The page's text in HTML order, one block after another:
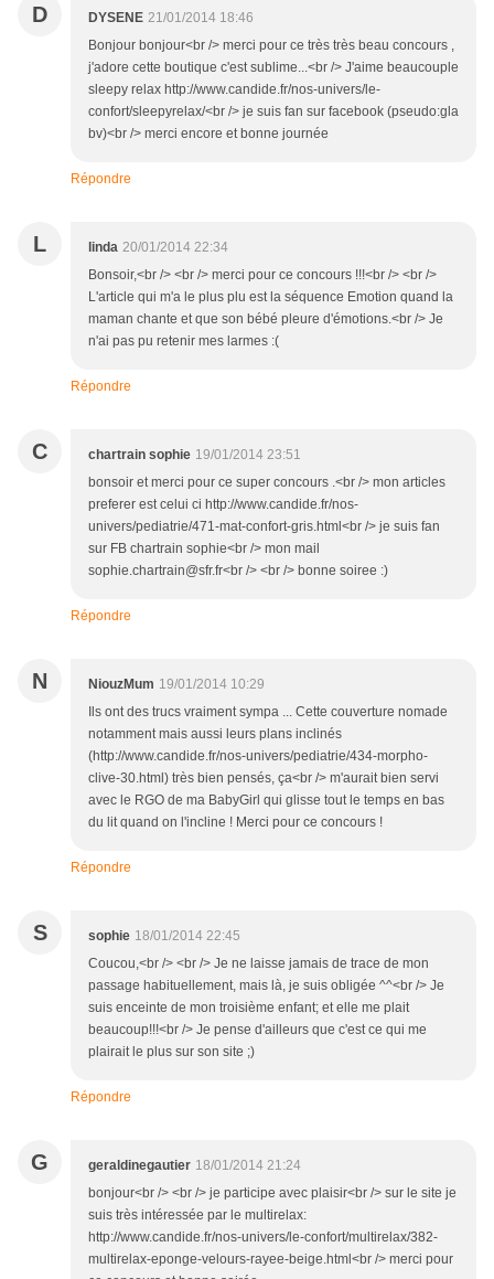
D DYSENE 21/01/2014 18:46
Bonjour bonjour<br /> merci pour ce très très beau concours ,
j'adore cette boutique c'est sublime...<br /> J'aime beaucouple
sleepy relax http://www.candide.fr/nos-univers/le-
confort/sleepyrelax/<br /> je suis fan sur facebook (pseudo:gla
bv)<br /> merci encore et bonne journée
Répondre
L linda 20/01/2014 22:34
Bonsoir,<br /> <br /> merci pour ce concours !!!<br /> <br />
L'article qui m'a le plus plu est la séquence Emotion quand la
maman chante et que son bébé pleure d'émotions.<br /> Je
n'ai pas pu retenir mes larmes :(
Répondre
C chartrain sophie 19/01/2014 23:51
bonsoir et merci pour ce super concours .<br /> mon articles
preferer est celui ci http://www.candide.fr/nos-
univers/pediatrie/471-mat-confort-gris.html<br /> je suis fan
sur FB chartrain sophie<br /> mon mail
sophie.chartrain@sfr.fr<br /> <br /> bonne soiree :)
Répondre
N NiouzMum 19/01/2014 10:29
Ils ont des trucs vraiment sympa ... Cette couverture nomade
notamment mais aussi leurs plans inclinés
(http://www.candide.fr/nos-univers/pediatrie/434-morpho-
clive-30.html) très bien pensés, ça<br /> m'aurait bien servi
avec le RGO de ma BabyGirl qui glisse tout le temps en bas
du lit quand on l'incline ! Merci pour ce concours !
Répondre
S sophie 18/01/2014 22:45
Coucou,<br /> <br /> Je ne laisse jamais de trace de mon
passage habituellement, mais là, je suis obligée ^^<br /> Je
suis enceinte de mon troisième enfant; et elle me plait
beaucoup!!!<br /> Je pense d'ailleurs que c'est ce qui me
plairait le plus sur son site ;)
Répondre
G geraldinegautier 18/01/2014 21:24
bonjour<br /> <br /> je participe avec plaisir<br /> sur le site je
suis très intéressée par le multirelax:
http://www.candide.fr/nos-univers/le-confort/multirelax/382-
multirelax-eponge-velours-rayee-beige.html<br /> merci pour